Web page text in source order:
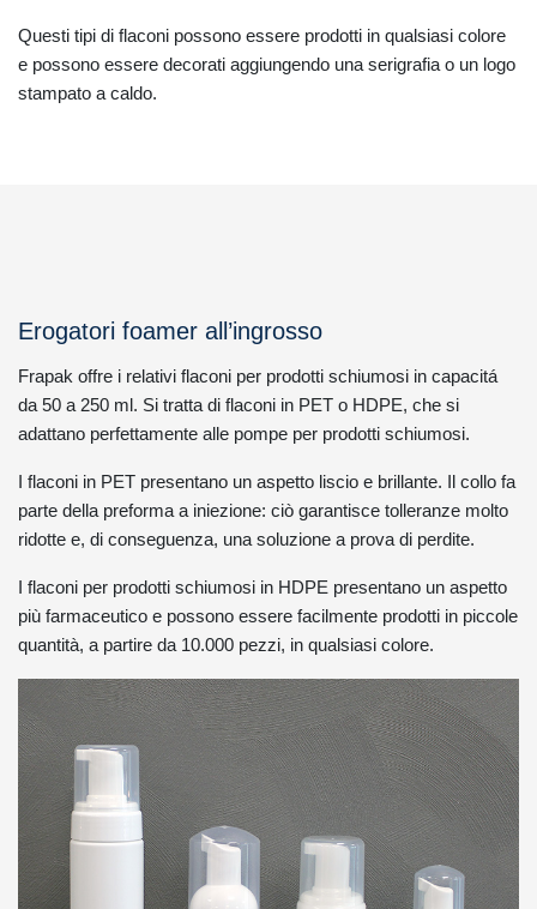
Questi tipi di flaconi possono essere prodotti in qualsiasi colore
e possono essere decorati aggiungendo una serigrafia o un logo
stampato a caldo.
Erogatori foamer all’ingrosso
Frapak offre i relativi flaconi per prodotti schiumosi in capacitá
da 50 a 250 ml. Si tratta di flaconi in PET o HDPE, che si
adattano perfettamente alle pompe per prodotti schiumosi.
I flaconi in PET presentano un aspetto liscio e brillante. Il collo fa
parte della preforma a iniezione: ciò garantisce tolleranze molto
ridotte e, di conseguenza, una soluzione a prova di perdite.
I flaconi per prodotti schiumosi in HDPE presentano un aspetto
più farmaceutico e possono essere facilmente prodotti in piccole
quantità, a partire da 10.000 pezzi, in qualsiasi colore.